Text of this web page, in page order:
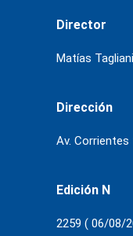
Director
Matías Tagliani
Dirección
Av.
Edición N
2259 ( 06/08/